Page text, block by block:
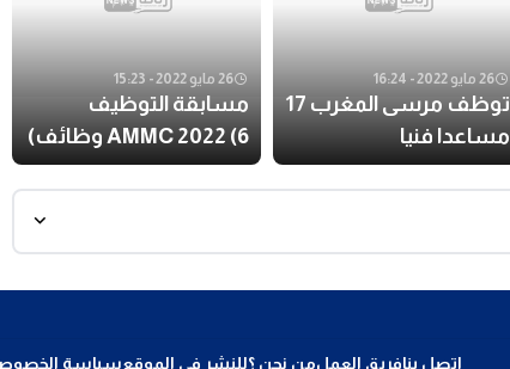
26 مايو 2022 - 16:24
توظف مرسى المغرب 17
مساعدا فنيا
26 مايو 2022 - 15:23
مسابقة التوظيف
AMMC 2022 (6 وظائف)
اتصل بنافريق العملمن نحن ؟للنشر في الموقعسياسة